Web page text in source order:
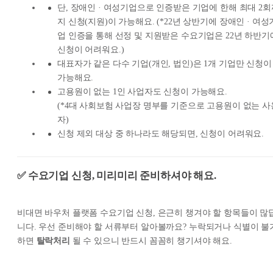
단, 장애인 · 여성기업으로 인증받은 기업에 한해 최대 2회
지 신청(지원)이 가능해요. (*22년 상반기에 장애인 · 여성
업 인증을 통해 선정 및 지원받은 수요기업은 22년 하반기
신청이 어려워요.)
대표자가 같은 다수 기업(개인, 법인)은 1개 기업만 신청이
가능해요.
고용원이 없는 1인 사업자도 신청이 가능해요.
(*4대 사회보험 사업장 명부를 기준으로 고용원이 없는 사
자)
신청 제외 대상 중 하나라도 해당되면, 신청이 어려워요.
✅ 수요기업 신청, 미리미리 준비하셔야 해요.
비대면 바우처 플랫폼 수요기업 신청, 은근히 챙겨야 할 항목들이 많
니다. 우선 준비해야 할 서류부터 알아볼까요? 누락되거나 식별이 불
하면 탈락처리 될 수 있으니 반드시 꼼꼼히 챙기셔야 해요.